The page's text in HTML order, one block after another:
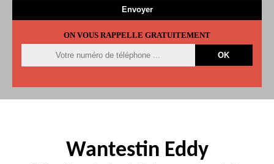
ON VOUS RAPPELLE GRATUITEMENT
Wantestin Eddy